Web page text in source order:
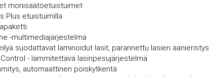
monisäätöetuistuimet
Plus etuistuimilla
-multimediajärjestelmä
suodattavat laminoidut lasit, parannettu lasien äänieristys
- lämmitettävä lasinpesujärjestelmä
automaattinen poiskytkentä